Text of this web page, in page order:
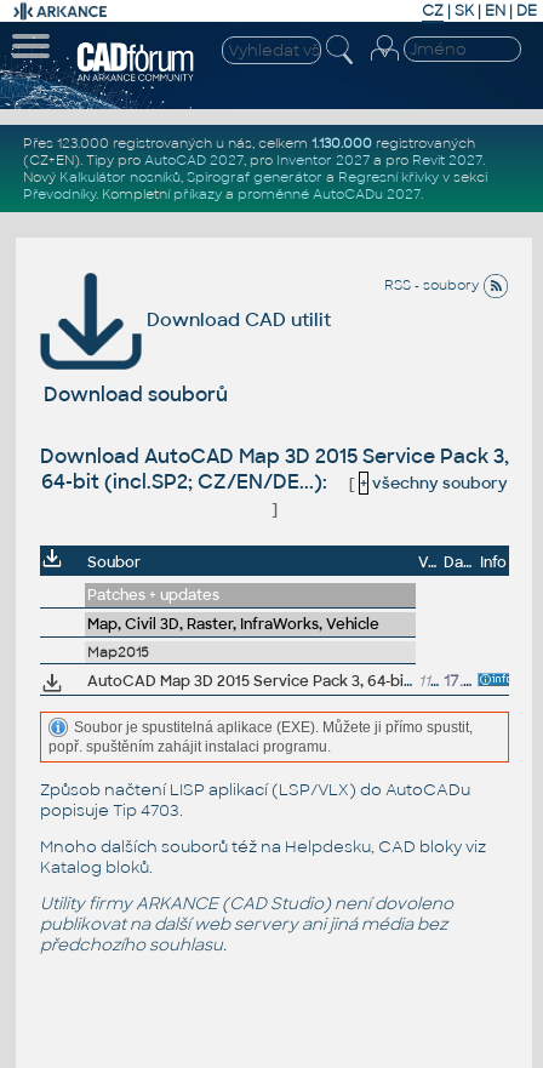
CZ | SK| EN | DE
Přes 123.000 registrovaných u nás, celkem 1.130.000registrovaných
(CZ+EN). Tipy pro AutoCAD 2027, pro Inventor 2027a pro Revit 2027.
Nový Kalkulátor nosníků, Spirograf generátor a Regresní křivkyv sekci
Převodníky. Kompletní příkazya proměnné AutoCADu 2027.
RSS - soubory
Download CAD utilit
Download souborů
Download AutoCAD Map 3D 2015 Service Pack 3,
64-bit (incl.SP2; CZ/EN/DE...):
[ + všechny soubory
]
Soubor Velikost Datum Info
Patches + updates
Map, Civil 3D, Raster, InfraWorks, Vehicle
Map2015
AutoCAD Map 3D 2015 Service Pack 3, 64-bit (incl.SP2; CZ/EN/DE...) 113MB 17.10.2014
Soubor je spustitelná aplikace (EXE). Můžete ji přímo spustit,
popř. spuštěním zahájit instalaci programu.
Způsob načtení LISP aplikací (LSP/VLX) do AutoCADu
popisuje Tip 4703.
Mnoho dalších souborů též na Helpdesku, CAD bloky viz
Katalog bloků.
Utility firmy ARKANCE (CAD Studio) není dovoleno
publikovat na další web servery ani jiná média bez
předchozího souhlasu.